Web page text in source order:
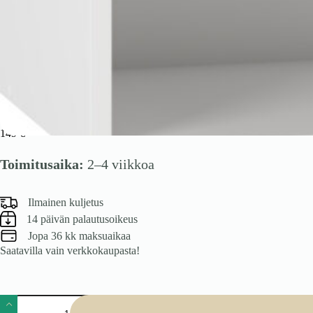
VENTO GC-60/72 yläkaappi, jossa on viemäri, väri: valkoinen /
149 €
Toimitusaika: 2–4 viikkoa
Ilmainen kuljetus
14 päivän palautusoikeus
Jopa 36 kk maksuaikaa
Saatavilla vain verkkokaupasta!
VENTO